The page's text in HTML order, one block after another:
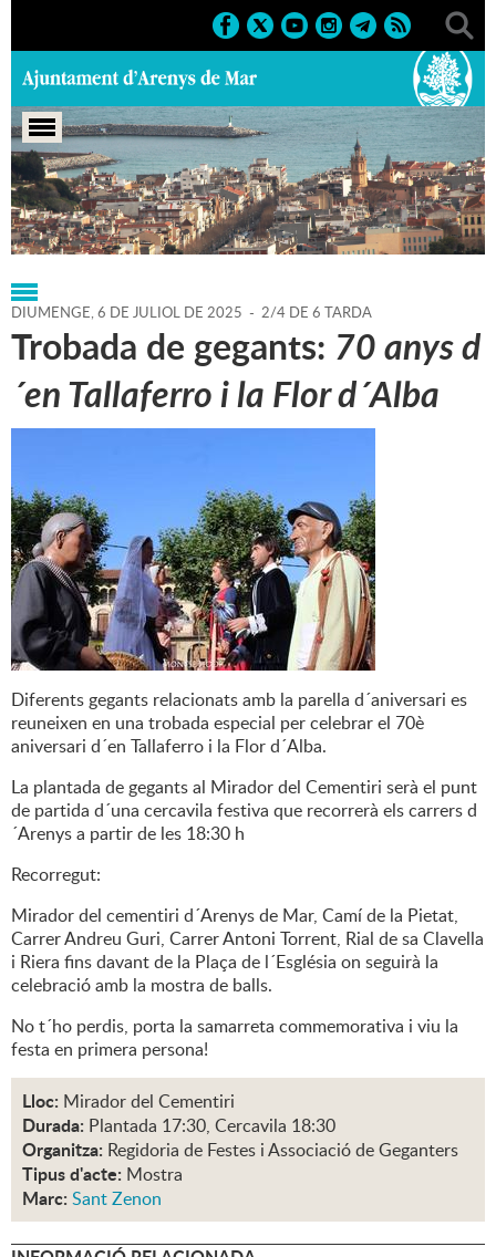
Portada > Regidories > Festes > Agenda > 06-07-2025
DIUMENGE,6 DE JULIOL DE 2025 - 2/4 DE 6 TARDA
Trobada de gegants: 70 anys d
´en Tallaferro i la Flor d´Alba
Diferents gegants relacionats amb la parella d´aniversari es
reuneixen en una trobada especial per celebrar el 70è
aniversari d´en Tallaferro i la Flor d´Alba.
La plantada de gegants al Mirador del Cementiri serà el punt
de partida d´una cercavila festiva que recorrerà els carrers d
´Arenys a partir de les 18:30 h
Recorregut:
Mirador del cementiri d´Arenys de Mar, Camí de la Pietat,
Carrer Andreu Guri, Carrer Antoni Torrent, Rial de sa Clavella
i Riera fins davant de la Plaça de l´Església on seguirà la
celebració amb la mostra de balls.
No t´ho perdis, porta la samarreta commemorativa i viu la
festa en primera persona!
Lloc: Mirador del Cementiri
Durada: Plantada 17:30, Cercavila 18:30
Organitza: Regidoria de Festes i Associació de Geganters
Tipus d'acte: Mostra
Marc: Sant Zenon